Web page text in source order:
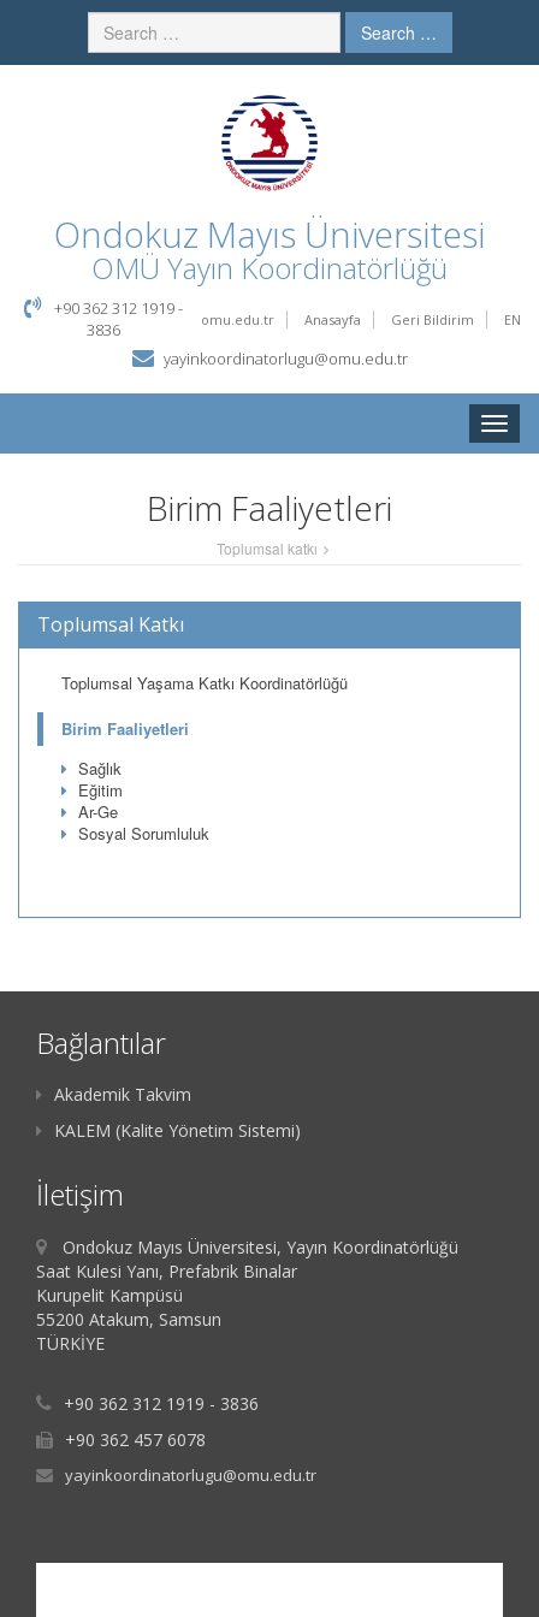
Search …
Ondokuz Mayıs Üniversitesi
OMÜ Yayın Koordinatörlüğü
omu.edu.tr Anasayfa Geri Bildirim EN
+90 362 312 1919 -
3836
yayinkoordinatorlugu@omu.edu.tr
Toggle
Birim Faaliyetleri
Toplumsal katkı
Toplumsal Katkı
Toplumsal Yaşama Katkı Koordinatörlüğü
Birim Faaliyetleri
Sağlık
Eğitim
Ar-Ge
Sosyal Sorumluluk
Bağlantılar
Akademik Takvim
KALEM (Kalite Yönetim Sistemi)
İletişim
Ondokuz Mayıs Üniversitesi, Yayın Koordinatörlüğü
Saat Kulesi Yanı, Prefabrik Binalar
Kurupelit Kampüsü
55200 Atakum, Samsun
TÜRKİYE
+90 362 312 1919 - 3836
+90 362 457 6078
yayinkoordinatorlugu@omu.edu.tr